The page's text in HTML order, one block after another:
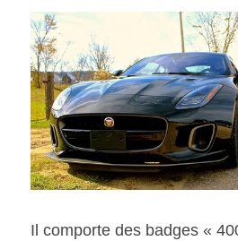
Il comporte des badges «